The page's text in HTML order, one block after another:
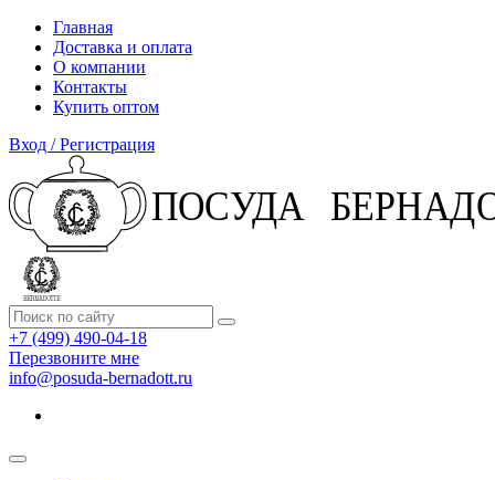
Главная
Доставка и оплата
О компании
Контакты
Купить оптом
Вход / Регистрация
+7 (499) 490-04-18
Перезвоните мне
info@posuda-bernadott.ru